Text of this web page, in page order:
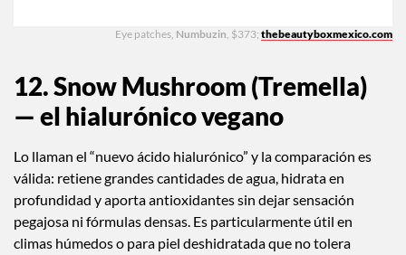
Eye patches, Numbuzin, $373; thebeautyboxmexico.com
12. Snow Mushroom (Tremella)
— el hialurónico vegano
Lo llaman el “nuevo ácido hialurónico” y la comparación es
válida: retiene grandes cantidades de agua, hidrata en
profundidad y aporta antioxidantes sin dejar sensación
pegajosa ni fórmulas densas. Es particularmente útil en
climas húmedos o para piel deshidratada que no tolera